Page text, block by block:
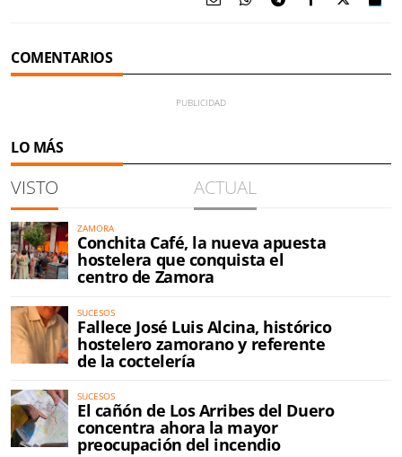
COMENTARIOS
LO MÁS
VISTO ACTUAL
ZAMORA
Conchita Café, la nueva apuesta
hostelera que conquista el
centro de Zamora
SUCESOS
Fallece José Luis Alcina, histórico
hostelero zamorano y referente
de la coctelería
SUCESOS
El cañón de Los Arribes del Duero
concentra ahora la mayor
preocupación del incendio